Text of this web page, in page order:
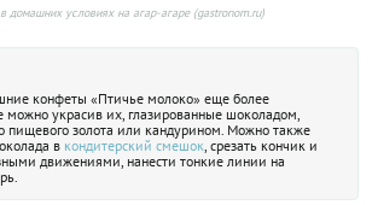
домашних условиях на агар-агаре (gastronom.ru)
конфеты «Птичье молоко» еще более
украсив их, глазированные шоколадом,
пищевого золота или кандурином. Можно также
в кондитерский смешок , срезать кончик и
движениями, нанести тонкие линии на